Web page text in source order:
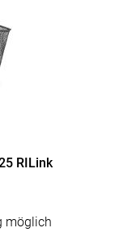
RILink
möglich